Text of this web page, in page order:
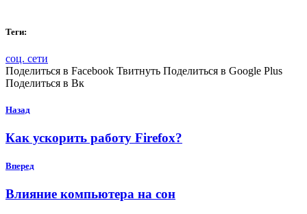
Теги:
соц. сети
Поделиться в Facebook Твитнуть Поделиться в Google Plus
Поделиться в Вк
Назад
Как ускорить работу Firefox?
Вперед
Влияние компьютера на сон